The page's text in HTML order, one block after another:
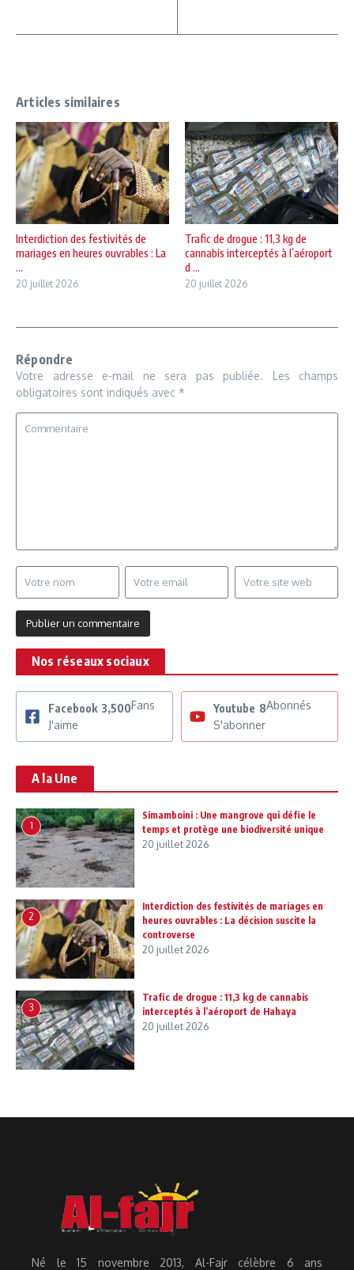
Articles similaires
Interdiction des festivités de
mariages en heures ouvrables : La
...
20 juillet 2026
Trafic de drogue : 11,3 kg de
cannabis interceptés à l’aéroport
d ...
20 juillet 2026
Répondre
Votre adresse e-mail ne sera pas publiée.
Les champs
obligatoires sont indiqués avec *
Nos réseaux sociaux
Facebook 3,500Fans
J'aime
Youtube 8Abonnés
S'abonner
A la Une
1
Simamboini : Une mangrove qui défie le
temps et protège une biodiversité unique
20 juillet 2026
2
Interdiction des festivités de mariages en
heures ouvrables : La décision suscite la
controverse
20 juillet 2026
3
Trafic de drogue : 11,3 kg de cannabis
interceptés à l’aéroport de Hahaya
20 juillet 2026
Né le 15 novembre 2013, Al-Fajr célèbre 6 ans